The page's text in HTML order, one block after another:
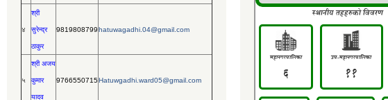
४
श्री
सुरेन्द्र
ठाकुर
9819808799hatuwagadhi.04@gmail.com
५
श्री अजय
कुमार
यादव
9766550715Hatuwgadhi.ward05@gmail.com